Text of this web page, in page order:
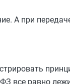
А при
все равно